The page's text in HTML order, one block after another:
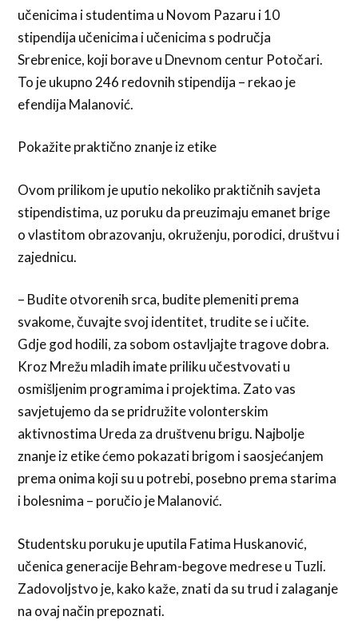
učenicima i studentima u Novom Pazaru i 10
stipendija učenicima i učenicima s područja
Srebrenice, koji borave u Dnevnom centur Potočari.
To je ukupno 246 redovnih stipendija – rekao je
efendija Malanović.
Pokažite praktično znanje iz etike
Ovom prilikom je uputio nekoliko praktičnih savjeta
stipendistima, uz poruku da preuzimaju emanet brige
o vlastitom obrazovanju, okruženju, porodici, društvu i
zajednicu.
– Budite otvorenih srca, budite plemeniti prema
svakome, čuvajte svoj identitet, trudite se i učite.
Gdje god hodili, za sobom ostavljajte tragove dobra.
Kroz Mrežu mladih imate priliku učestvovati u
osmišljenim programima i projektima. Zato vas
savjetujemo da se pridružite volonterskim
aktivnostima Ureda za društvenu brigu. Najbolje
znanje iz etike ćemo pokazati brigom i saosjećanjem
prema onima koji su u potrebi, posebno prema starima
i bolesnima – poručio je Malanović.
Studentsku poruku je uputila Fatima Huskanović,
učenica generacije Behram-begove medrese u Tuzli.
Zadovoljstvo je, kako kaže, znati da su trud i zalaganje
na ovaj način prepoznati.